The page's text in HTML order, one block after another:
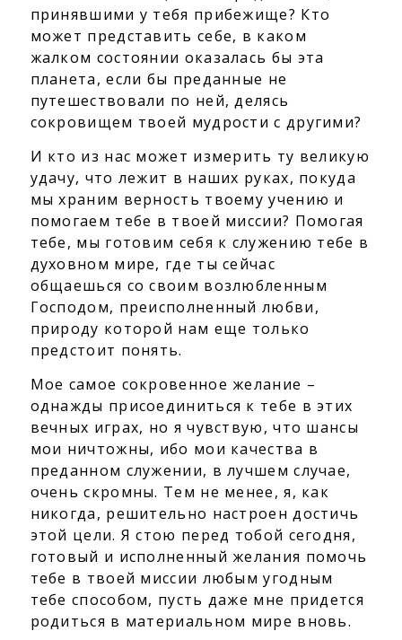
принявшими у тебя прибежище? Кто
может представить себе, в каком
жалком состоянии оказалась бы эта
планета, если бы преданные не
путешествовали по ней, делясь
сокровищем твоей мудрости с другими?
И кто из нас может измерить ту великую
удачу, что лежит в наших руках, покуда
мы храним верность твоему учению и
помогаем тебе в твоей миссии? Помогая
тебе, мы готовим себя к служению тебе в
духовном мире, где ты сейчас
общаешься со своим возлюбленным
Господом, преисполненный любви,
природу которой нам еще только
предстоит понять.
Мое самое сокровенное желание –
однажды присоединиться к тебе в этих
вечных играх, но я чувствую, что шансы
мои ничтожны, ибо мои качества в
преданном служении, в лучшем случае,
очень скромны. Тем не менее, я, как
никогда, решительно настроен достичь
этой цели. Я стою перед тобой сегодня,
готовый и исполненный желания помочь
тебе в твоей миссии любым угодным
тебе способом, пусть даже мне придется
родиться в материальном мире вновь.